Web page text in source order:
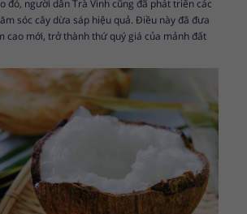
đó, người dân Trà Vinh cũng đã phát triển các
sóc cây dừa sáp hiệu quả. Điều này đã đưa
cao mới, trở thành thứ quý giá của mảnh đất